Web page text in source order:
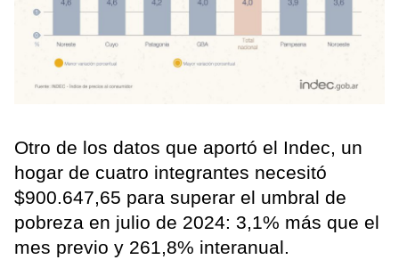
Otro de los datos que aportó el Indec, un
hogar de cuatro integrantes necesitó
$900.647,65 para superar el umbral de
pobreza en julio de 2024: 3,1% más que el
mes previo y 261,8% interanual.